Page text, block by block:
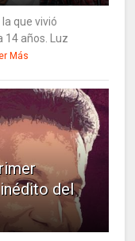
que vivió
14 años. Luz
Más
del